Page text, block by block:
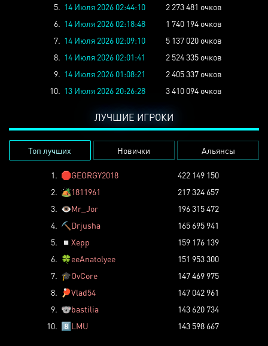
5. 14 Июля 2026 02:44:10
2 273 481 очков
6. 14 Июля 2026 02:18:48
1 740 194 очков
7. 14 Июля 2026 02:09:10
5 137 020 очков
8. 14 Июля 2026 02:01:41
2 524 335 очков
9. 14 Июля 2026 01:08:21
2 405 337 очков
10. 13 Июля 2026 20:26:28 3 410 094 очков
ЛУЧШИЕ ИГРОКИ
Топ лучших Новички Альянсы
1. 🛑GEORGY2018
422 149 150
2. 🏕️1811961
217 324 657
3. 👁️Mr_Jor
196 315 472
4. ⛏️ Drjusha
165 695 941
5.
◽ Xepp
159 176 139
6. 🍀eeAnatolyee
151 953 300
7. 🎓OvCore
147 469 975
8.
🏓Vlad54
147 042 961
9. 🐨bastilia
143 620 734
10. 8️⃣LMU 143 598 667